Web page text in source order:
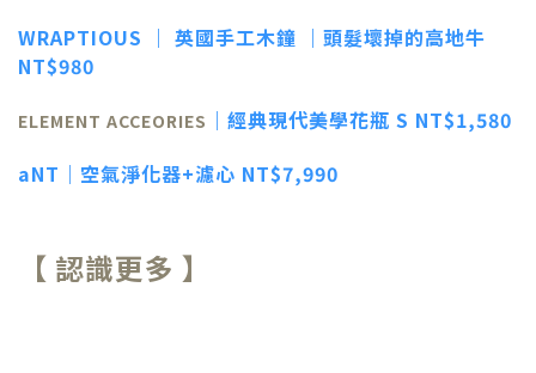
WRAPTIOUS ｜ 英國手工木鐘 ｜頭髮壞掉的高地牛
NT$980
ELEMENT ACCEORIES ｜經典現代美學花瓶 S NT$1,580
aNT｜空氣淨化器+濾心 NT$7,990
【 認識更多 】